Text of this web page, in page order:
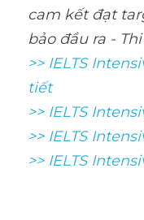
cam kết đạt
bảo đầu ra -
>> IELTS
tiết
>> IELTS
>> IELTS
>> IELTS